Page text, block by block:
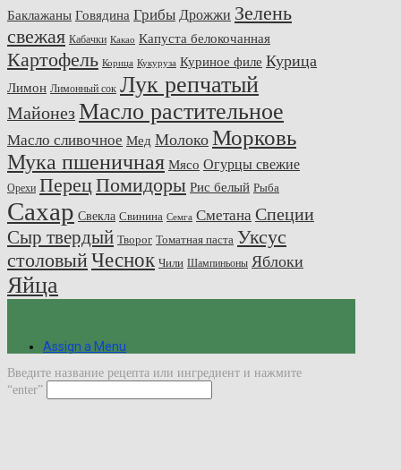
Баклажаны Говядина Грибы Дрожжи Зелень
свежая Кабачки Какао Капуста белокочанная
Картофель Корица Кукуруза Куриное филе Курица
Лимон Лимонный сок Лук репчатый
МайонезМасло растительное
Масло сливочное Мед Молоко Морковь
Мука пшеничная Мясо Огурцы свежие
Орехи ПерецПомидоры Рис белый Рыба
Сахар Свекла Свинина Семга Сметана Специи
Сыр твердый Творог Томатная паста Уксус
столовыйЧеснок Чили Шампиньоны Яблоки
Яйца
Assign a Menu
Введите название рецепта или ингредиент и нажмите
“enter”